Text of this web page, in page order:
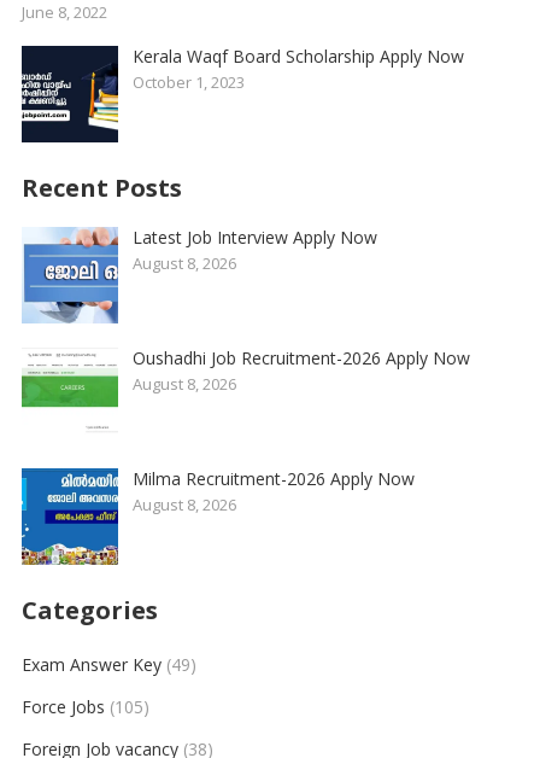
June 8, 2022
Kerala Waqf Board Scholarship Apply Now
October 1, 2023
Recent Posts
Latest Job Interview Apply Now
August 8, 2026
Oushadhi Job Recruitment-2026 Apply Now
August 8, 2026
Milma Recruitment-2026 Apply Now
August 8, 2026
Categories
Exam Answer Key(49)
Force Jobs (105)
Foreign Job vacancy(38)